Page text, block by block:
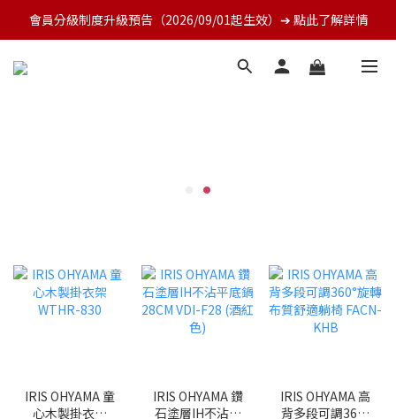
會員分級制度升級預告（2026/09/01起生效）➔ 點此了解詳情
IRIS OHYAMA 童
心木製掛衣架
IRIS OHYAMA 鑽
石塗層IH不沾平
IRIS OHYAMA 高
背多段可調360°